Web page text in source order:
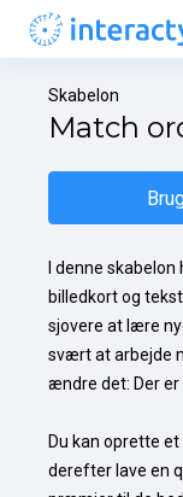
Skabelon
Match
I denne
billedkort og
sjovere at lære
svært at arbejde
ændre det: Der
Du kan oprette
derefter lave en